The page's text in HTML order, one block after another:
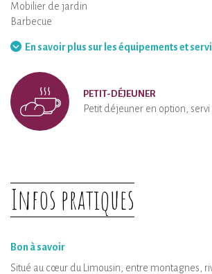
Mobilier de jardin
Barbecue
En savoir plus sur les équipements et
PETIT-DÉJEUNER
Petit déjeuner en option,
Infos pratiques
Bon à savoir
Situé au cœur du Limousin, entre montagnes,